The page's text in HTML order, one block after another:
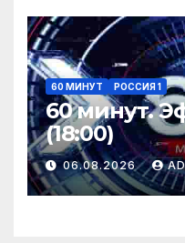
60 МИНУТ РОССИЯ 1
60 минут.
(18:00)
06.08.2026